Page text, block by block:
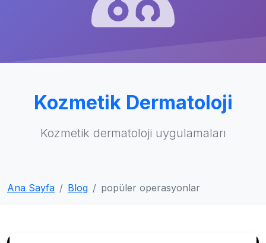
Kozmetik Dermatoloji
Kozmetik dermatoloji uygulamaları
Ana Sayfa Blog popüler operasyonlar